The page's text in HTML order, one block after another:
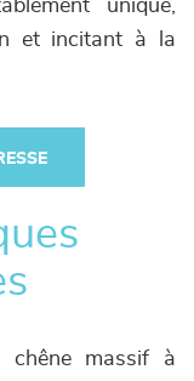
unique,
et incitant à la
chêne massif à